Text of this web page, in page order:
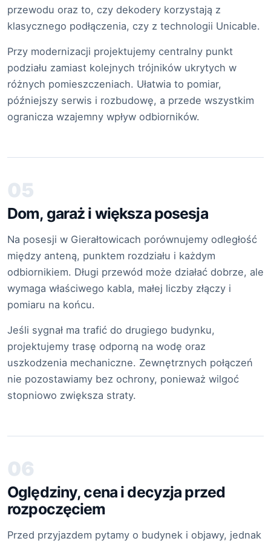
przewodu oraz to, czy dekodery korzystają z
klasycznego podłączenia, czy z technologii Unicable.
Przy modernizacji projektujemy centralny punkt
podziału zamiast kolejnych trójników ukrytych w
różnych pomieszczeniach. Ułatwia to pomiar,
późniejszy serwis i rozbudowę, a przede wszystkim
ogranicza wzajemny wpływ odbiorników.
05
Dom, garaż i większa posesja
Na posesji w Gierałtowicach porównujemy odległość
między anteną, punktem rozdziału i każdym
odbiornikiem. Długi przewód może działać dobrze, ale
wymaga właściwego kabla, małej liczby złączy i
pomiaru na końcu.
Jeśli sygnał ma trafić do drugiego budynku,
projektujemy trasę odporną na wodę oraz
uszkodzenia mechaniczne. Zewnętrznych połączeń
nie pozostawiamy bez ochrony, ponieważ wilgoć
stopniowo zwiększa straty.
06
Oględziny, cena i decyzja przed
rozpoczęciem
Przed przyjazdem pytamy o budynek i objawy, jednak